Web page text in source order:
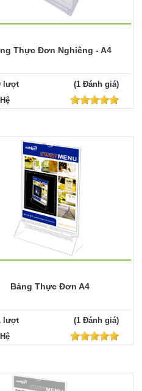
Thực Đơn Nghiêng - A4
lượt
(1 Đánh giá)
Bảng Thực Đơn A4
lượt
(1 Đánh giá)